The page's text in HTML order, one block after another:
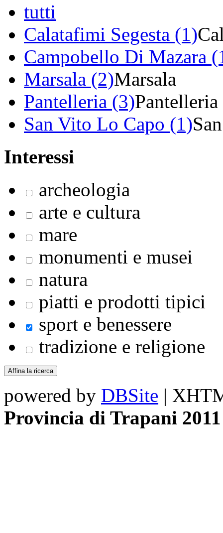
tutti
Calatafimi Segesta (1)
Campobello Di Mazara
Marsala (2)Marsala
Pantelleria (3)Pantelleria
San Vito Lo Capo (1)
Interessi
archeologia
arte e cultura
mare
monumenti e musei
natura
piatti e prodotti tipici
sport e benessere
tradizione e religione
powered by DBSite |
Provincia di Trapani 2011